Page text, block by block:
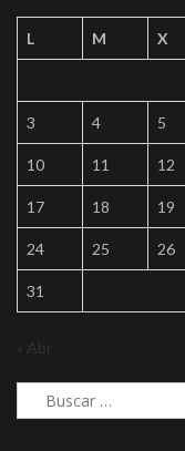
L
M X
3 4 5
10 11 12
17 18 19
24 25 26
31
« Abr
Buscar: